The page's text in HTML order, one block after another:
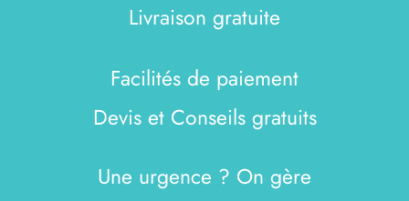
Livraison gratuite
Facilités de paiement
Devis et Conseils gratuits
Une urgence ? On gère